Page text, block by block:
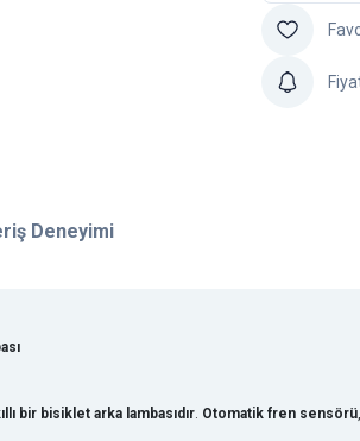
Deneyimi
bir bisiklet arka lambasıdır. Otomatik fren sensörü,